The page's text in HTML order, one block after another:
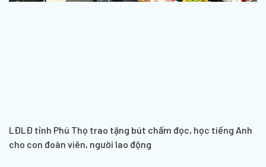
LĐLĐ tỉnh Phú Thọ trao tặng bút chấm đọc, học tiếng Anh
cho con đoàn viên, người lao động